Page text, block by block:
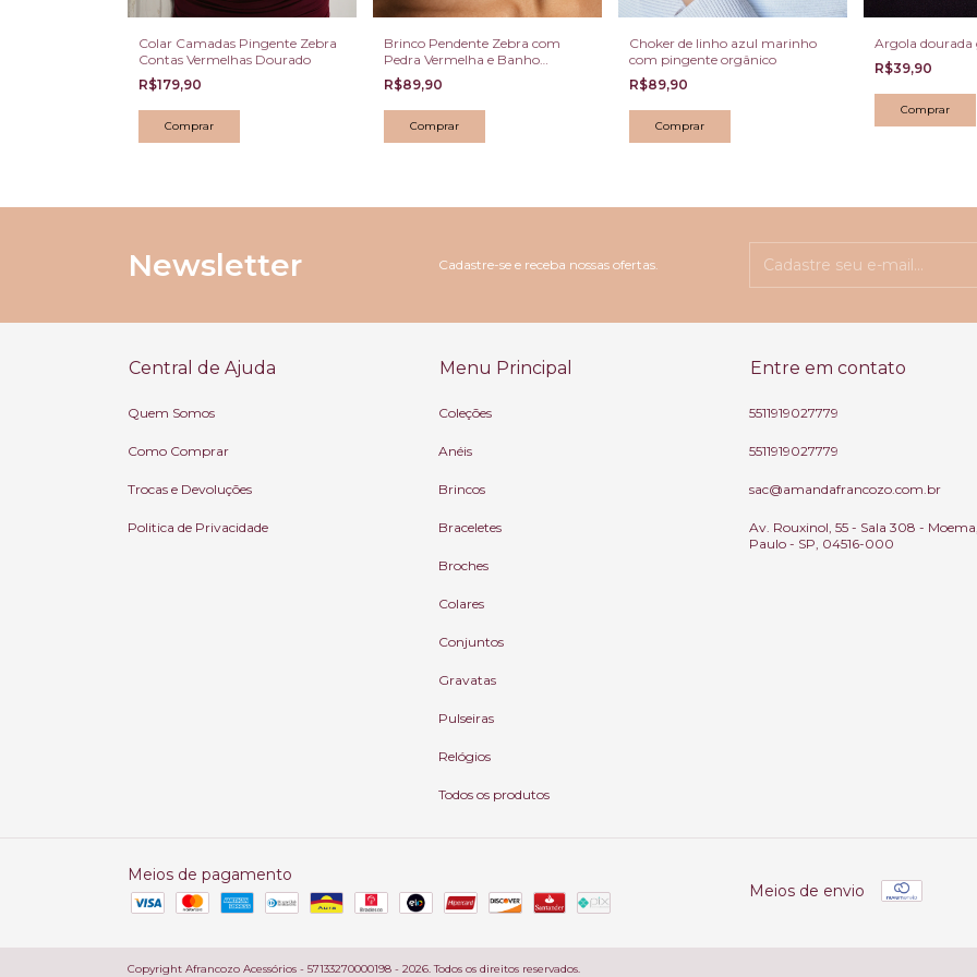
Colar Camadas Pingente Zebra
Contas Vermelhas Dourado
R$179,90
Brinco Pendente Zebra com
Pedra Vermelha e Banho
Dourado Escuro
R$89,90
Choker de linho azul marinho
com pingente orgânico
R$89,90
Argola dourada
R$39,90
Newsletter Cadastre-se e receba nossas ofertas.
Central de Ajuda
Quem Somos
Como Comprar
Trocas e Devoluções
Politica de Privacidade
Menu Principal
Coleções
Anéis
Brincos
Braceletes
Broches
Colares
Conjuntos
Gravatas
Pulseiras
Relógios
Todos os produtos
Entre em contato
5511919027779
5511919027779
sac@amandafrancozo.com.br
Av. Rouxinol, 55 - Sala 308 -
Paulo - SP, 04516-000
Meios de pagamento
Meios de envio
Copyright Afrancozo Acessórios - 57133270000198 - 2026. Todos os direitos reservados.